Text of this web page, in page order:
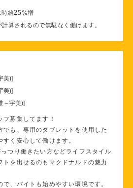
時給25%増
算されるので無駄なく働けます。
美)]
美)]
～宇美)]
募集してます！
でも、専用のタブレットを使用した
すく安心して働けます。
つり働きたい方などライフスタイル
トを出せるのもマクドナルドの魅力
、バイトも始めやすい環境です。